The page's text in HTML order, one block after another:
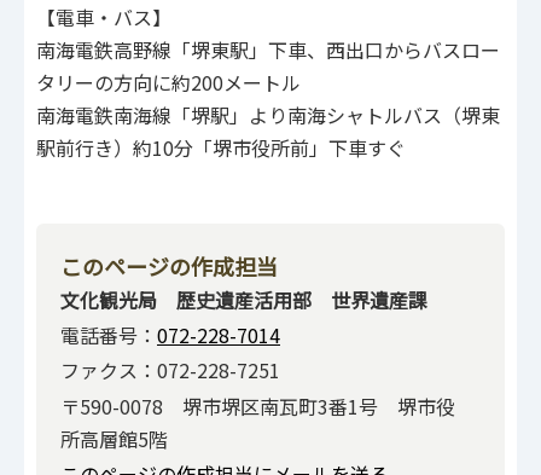
【電車・バス】
南海電鉄高野線「堺東駅」下車、西出口からバスロー
タリーの方向に約200メートル
南海電鉄南海線「堺駅」より南海シャトルバス（堺東
駅前行き）約10分「堺市役所前」下車すぐ
このページの作成担当
文化観光局 歴史遺産活用部 世界遺産課
電話番号： 072-228-7014
ファクス：072-228-7251
〒590-0078 堺市堺区南瓦町3番1号 堺市役
所高層館5階